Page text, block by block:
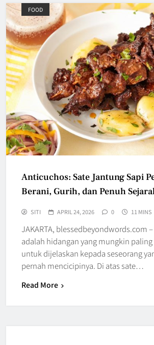
FOOD
Anticuchos: Sate Jantung Sapi
Berani, Gurih, dan Penuh
SITI APRIL 24, 2026 0 11 MINS
JAKARTA, blessedbeyondwords.com
adalah hidangan yang mungkin
untuk dijelaskan kepada seseorang
pernah mencicipinya. Di atas sate…
Read More